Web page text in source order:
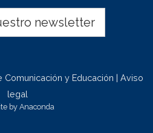
newsletter
y Educación | Aviso
legal
by Anaconda